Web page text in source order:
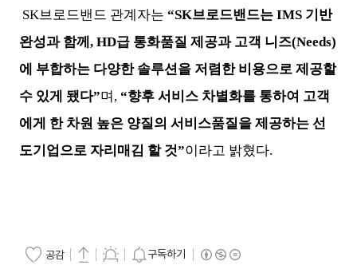
SK브로드밴드 관계자는 “SK브로드밴드는 IMS 기반
완성과 함께, HD급 통화품질 제공과 고객 니즈(Needs)
에 부합하는 다양한 솔루션을 저렴한 비용으로 제공할
수 있게 됐다”며, “향후 서비스 차별화를 통하여 고객
에게 한 차원 높은 양질의 서비스품질을 제공하는 선
도기업으로 자리매김 할 것”이라고 밝혔다.
공감 구독하기